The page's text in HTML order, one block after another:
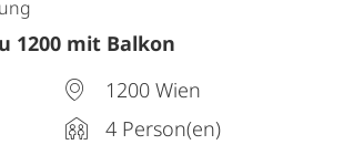
1200 mit Balkon
1200 Wien
4 Person(en)